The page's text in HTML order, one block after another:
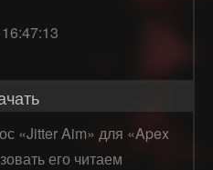
«Jitter Aim» для «Apex
его читаем